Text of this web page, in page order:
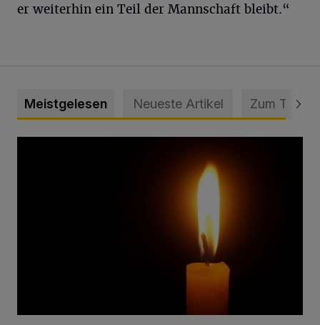
er weiterhin ein Teil der Mannschaft bleibt.“
Meistgelesen Neueste Artikel Zum Thema